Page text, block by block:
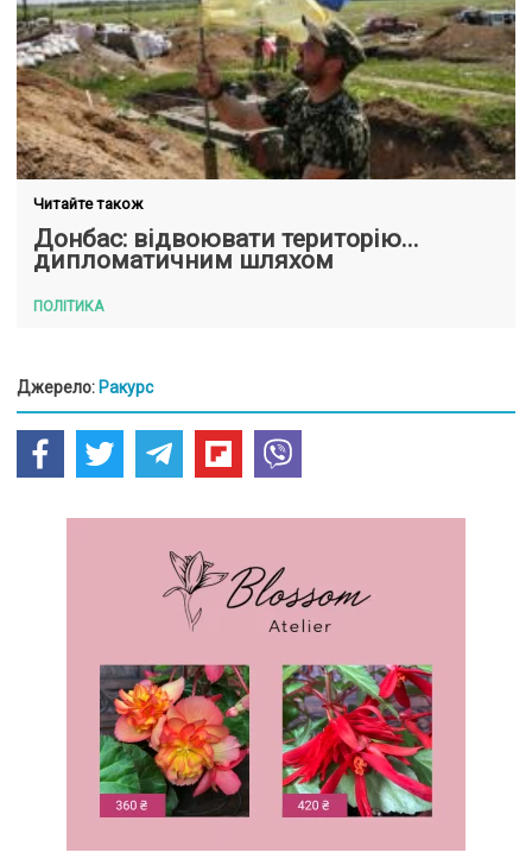
Читайте також
Донбас: відвоювати територію...
дипломатичним шляхом
ПОЛІТИКА
Джерело: Ракурс